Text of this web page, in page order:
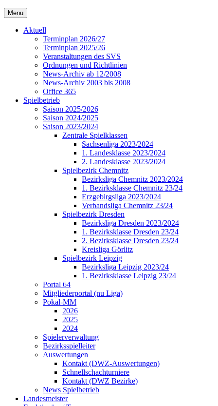
Menu
Aktuell
Terminplan 2026/27
Terminplan 2025/26
Veranstaltungen des SVS
Ordnungen und Richtlinien
News-Archiv ab 12/2008
News-Archiv 2003 bis 2008
Office 365
Spielbetrieb
Saison 2025/2026
Saison 2024/2025
Saison 2023/2024
Zentrale Spielklassen
Sachsenliga 2023/2024
1. Landesklasse 2023/2024
2. Landesklasse 2023/2024
Spielbezirk Chemnitz
Bezirksliga Chemnitz 2023/2024
1. Bezirksklasse Chemnitz 23/24
Erzgebirgsliga 2023/2024
Verbandsliga Chemnitz 23/24
Spielbezirk Dresden
Bezirksliga Dresden 2023/2024
1. Bezirksklasse Dresden 23/24
2. Bezirksklasse Dresden 23/24
Kreisliga Görlitz
Spielbezirk Leipzig
Bezirksliga Leipzig 2023/24
1. Bezirksklasse Leipzig 23/24
Portal 64
Mitgliederportal (nu Liga)
Pokal-MM
2026
2025
2024
Spielerverwaltung
Bezirksspielleiter
Auswertungen
Kontakt (DWZ-Auswertungen)
Schnellschachturniere
Kontakt (DWZ Bezirke)
News Spielbetrieb
Landesmeister